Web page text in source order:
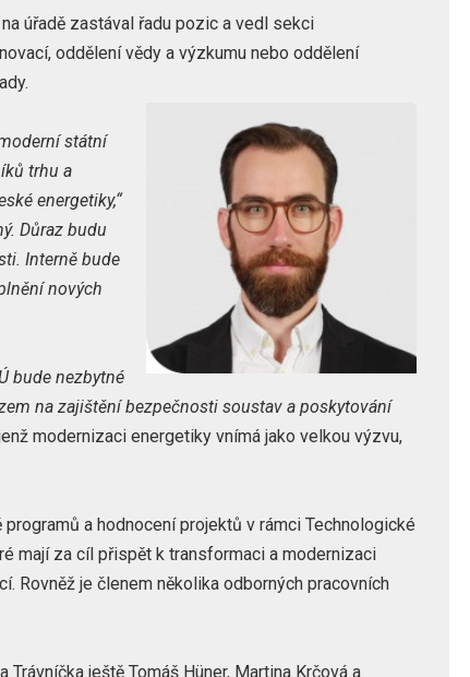
úřadě zastával řadu pozic a vedl sekci
oddělení vědy a výzkumu nebo oddělení
státní
trhu a
energetiky,“
Důraz budu
Interně bude
nových
bude nezbytné
na zajištění bezpečnosti soustav a poskytování
modernizaci energetiky vnímá jako velkou výzvu,
a hodnocení projektů v rámci Technologické
mají za cíl přispět k transformaci a modernizaci
Rovněž je členem několika odborných pracovních
ještě Tomáš Hüner, Martina Krčová a